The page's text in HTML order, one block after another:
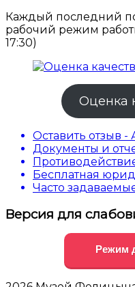
Каждый последний
рабочий режим
17:30)
Оценка
Оставить отзыв -
Документы и
Бесплатная
Часто
Версия для
Режим